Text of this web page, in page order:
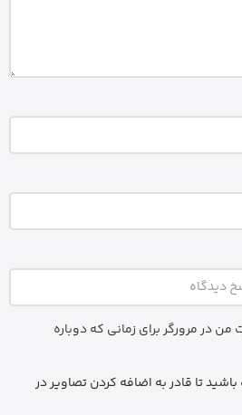
در مرورگر برای زمانی که دوباره
تا قادر به اضافه کردن تصاویر در